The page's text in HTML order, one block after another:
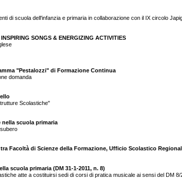
di scuola dell'infanzia e primaria in collaborazione con il IX circolo
SONGS & ENERGIZING ACTIVITIES
"Pestalozzi" di Formazione Continua
domanda
Scolastiche"
nella scuola primaria
Facoltà di Scienze della Formazione, Ufficio Scolastico
scuola primaria (DM 31-1-2011, n. 8)
atte a costituirsi sedi di corsi di pratica musicale ai sensi del DM